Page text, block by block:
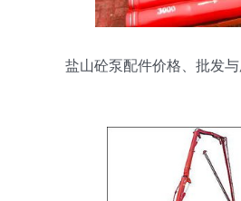
盐山砼泵配件价格、批发